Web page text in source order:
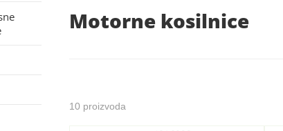
Motorne kosilnice
10 proizvoda